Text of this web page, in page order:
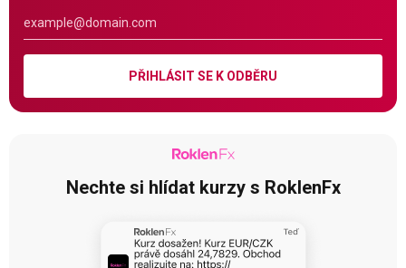
PŘIHLÁSIT SE K ODBĚRU
Nechte si hlídat kurzy s RoklenFx